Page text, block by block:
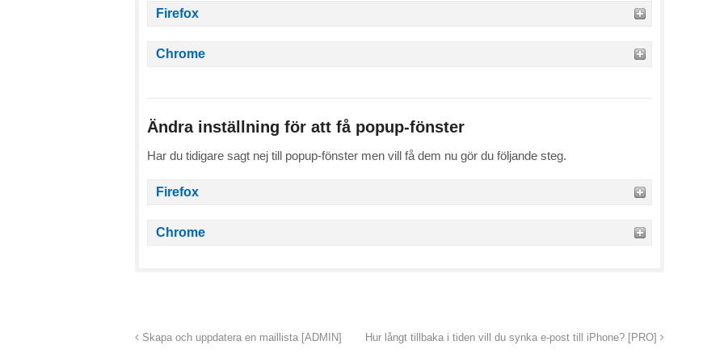
Firefox
Chrome
Ändra inställning för att få popup-fönster
Har du tidigare sagt nej till popup-fönster men vill få dem nu gör du följande steg.
Firefox
Chrome
Skapa och uppdatera en maillista [ADMIN] Hur långt tillbaka i tiden vill du synka e-post till iPhone? [PRO]